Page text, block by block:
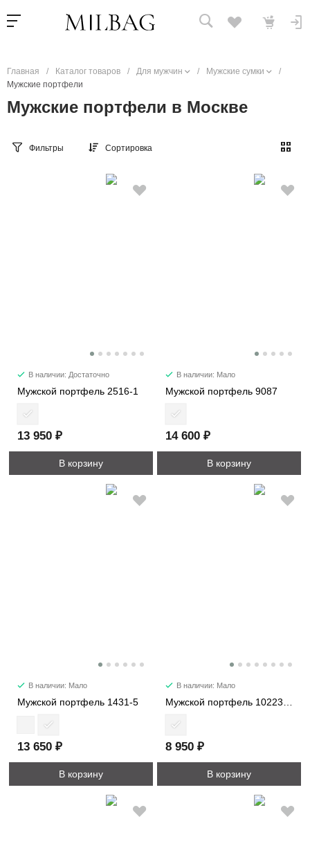
Главная / Каталог товаров / Для мужчин / Мужские сумки
/
Мужские портфели
Мужские портфели в Москве
Фильтры Сортировка
В наличии: Достаточно
Мужской портфель 2516-1
13 950 ₽
В корзину
В наличии: Мало
Мужской портфель 9087
14 600 ₽
В корзину
В наличии: Мало
Мужской портфель 1431-5
13 650 ₽
В корзину
В наличии: Мало
8 950 ₽
В корзину